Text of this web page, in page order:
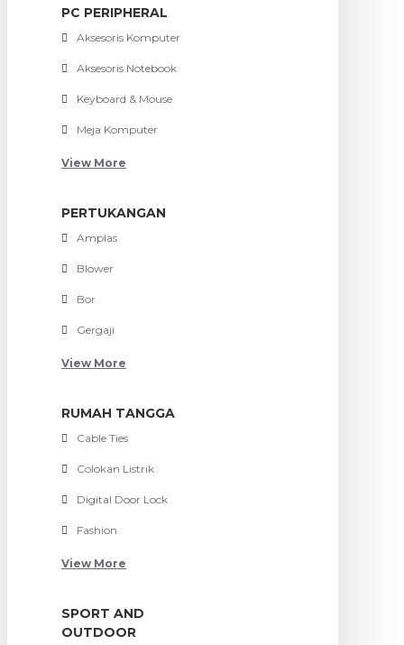
PC PERIPHERAL
Aksesoris Komputer
Aksesoris Notebook
Keyboard & Mouse
Meja Komputer
View More
PERTUKANGAN
Amplas
Blower
Bor
Gergaji
View More
RUMAH TANGGA
Cable Ties
Colokan Listrik
Digital Door Lock
Fashion
View More
SPORT AND
OUTDOOR